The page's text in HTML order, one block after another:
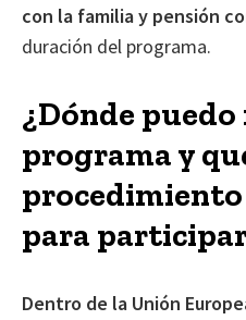
con la familia y pensión
duración del programa.
¿Dónde
programa y
para
Dentro de la Unión